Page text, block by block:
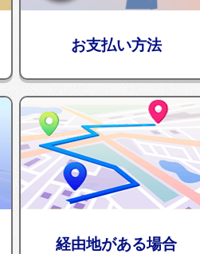
お支払い方法
経由地がある場合